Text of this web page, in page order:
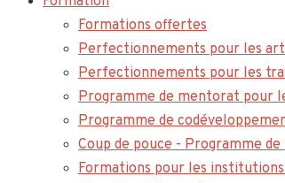
Formations offertes
Perfectionnements pour les
Perfectionnements pour les
Programme de mentorat pour
Programme de
Coup de pouce - Programme
Formations pour les